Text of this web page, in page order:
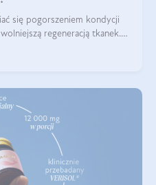
się pogorszeniem kondycji
regeneracją tkanek.
oraz osłabienie włosów.